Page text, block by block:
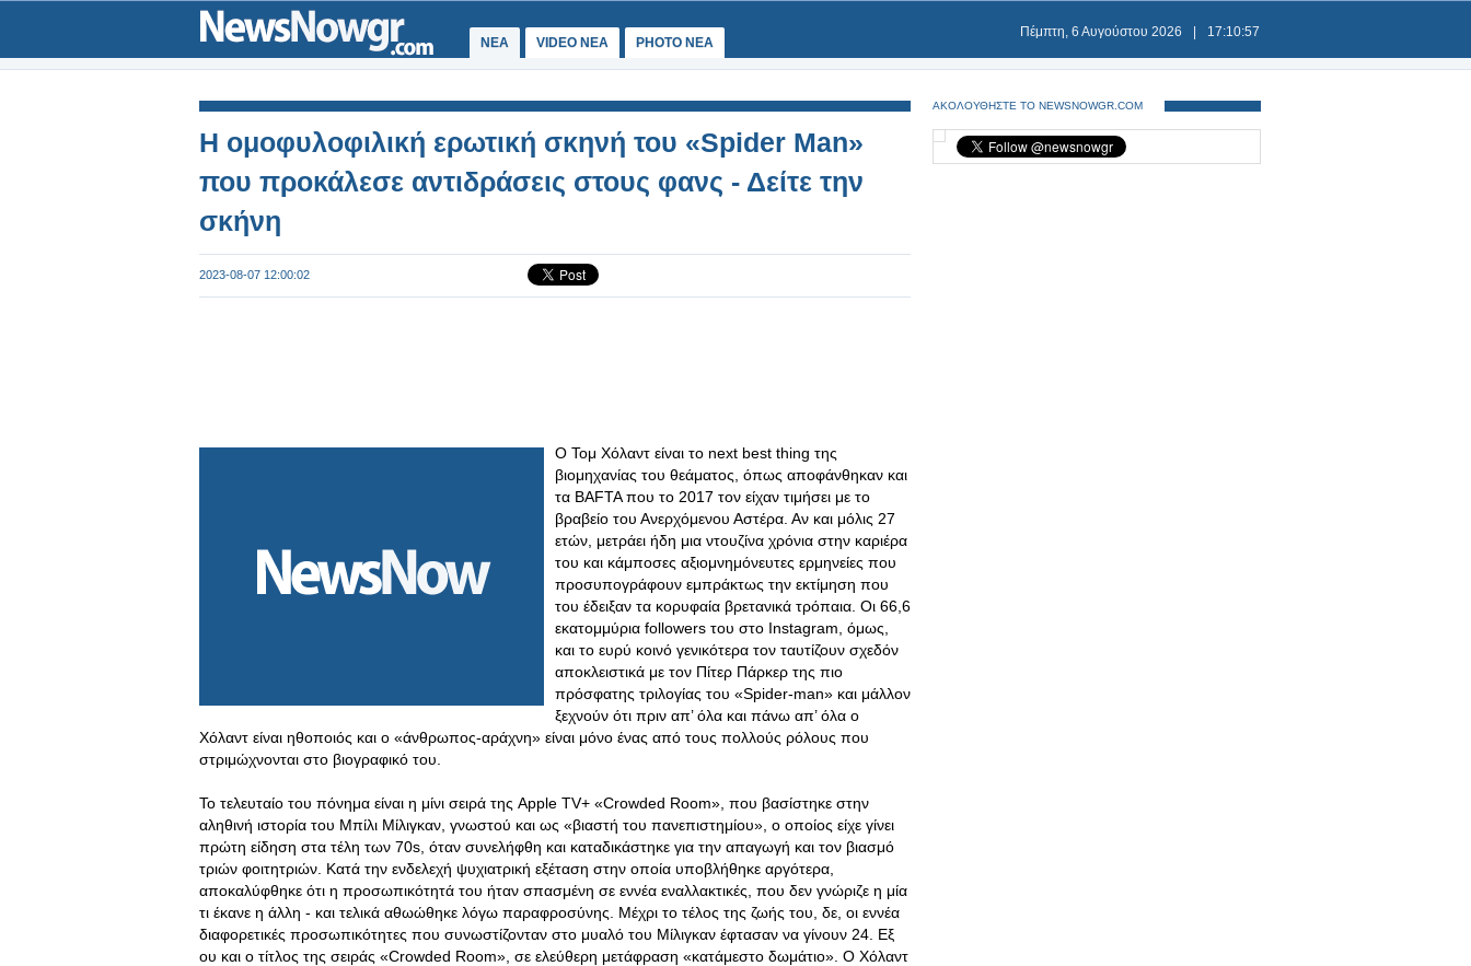
ΝΕΑ VIDEO NEA PHOTO NEA
Πέμπτη, 6 Αυγούστου 2026 17:10:57
H ομοφυλοφιλική ερωτική σκηνή του «Spider Man»
που προκάλεσε αντιδράσεις στους φανς - Δείτε την
σκήνη
2023-08-07 12:00:02
Ο Τομ Χόλαντ είναι το next best thing της
βιομηχανίας του θεάματος, όπως αποφάνθηκαν και
τα BAFTA που το 2017 τον είχαν τιμήσει με το
βραβείο του Ανερχόμενου Αστέρα. Αν και μόλις 27
ετών, μετράει ήδη μια ντουζίνα χρόνια στην καριέρα
του και κάμποσες αξιομνημόνευτες ερμηνείες που
προσυπογράφουν εμπράκτως την εκτίμηση που
του έδειξαν τα κορυφαία βρετανικά τρόπαια. Οι 66,6
εκατομμύρια followers του στο Instagram, όμως,
και το ευρύ κοινό γενικότερα τον ταυτίζουν σχεδόν
αποκλειστικά με τον Πίτερ Πάρκερ της πιο
πρόσφατης τριλογίας του «Spider-man» και μάλλον
ξεχνούν ότι πριν απ’ όλα και πάνω απ’ όλα ο
Χόλαντ είναι ηθοποιός και ο «άνθρωπος-αράχνη» είναι μόνο ένας από τους πολλούς ρόλους που
στριμώχνονται στο βιογραφικό του.
Το τελευταίο του πόνημα είναι η μίνι σειρά της Apple TV+ «Crowded Room», που βασίστηκε στην
αληθινή ιστορία του Μπίλι Μίλιγκαν, γνωστού και ως «βιαστή του πανεπιστημίου», ο οποίος είχε γίνει
πρώτη είδηση στα τέλη των 70s, όταν συνελήφθη και καταδικάστηκε για την απαγωγή και τον βιασμό
τριών φοιτητριών . Κατά την ενδελεχή ψυχιατρική εξέταση στην οποία υποβλήθηκε αργότερα,
αποκαλύφθηκε ότι η προσωπικότητά του ήταν σπασμένη σε εννέα εναλλακτικές, που δεν γνώριζε η μία
τι έκανε η άλλη - και τελικά αθωώθηκε λόγω παραφροσύνης. Μέχρι το τέλος της ζωής του, δε, οι εννέα
διαφορετικές προσωπικότητες που συνωστίζονταν στο μυαλό του Μίλιγκαν έφτασαν να γίνουν 24. Εξ
ου και ο τίτλος της σειράς «Crowded Room», σε ελεύθερη μετάφραση «κατάμεστο δωμάτιο». Ο Χόλαντ
ΑΚΟΛΟΥΘΗΣΤΕ ΤΟ NEWSNOWGR.COM